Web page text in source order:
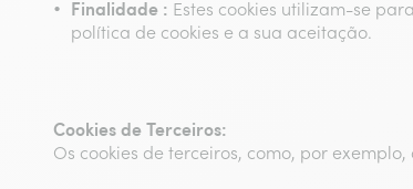
Finalidade : Estes cookies utilizam-se
política de cookies e a sua aceitação.
Cookies de Terceiros:
Os cookies de terceiros, como, por